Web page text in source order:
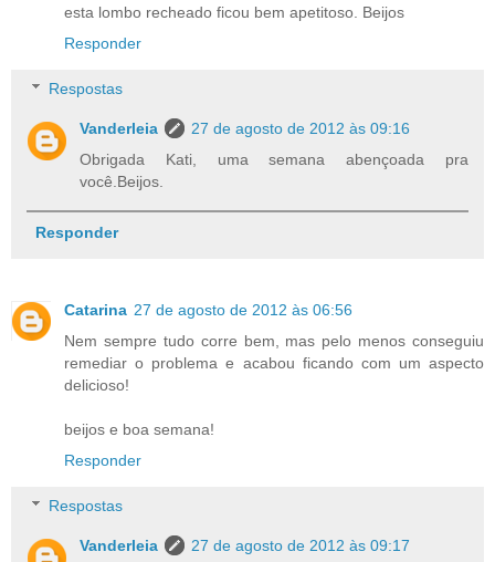
esta lombo recheado ficou bem apetitoso. Beijos
Responder
Respostas
Vanderleia
27 de agosto de 2012 às 09:16
Obrigada Kati, uma semana abençoada pra
você.Beijos.
Responder
Catarina 27 de agosto de 2012 às 06:56
Nem sempre tudo corre bem, mas pelo menos conseguiu
remediar o problema e acabou ficando com um aspecto
delicioso!
beijos e boa semana!
Responder
Respostas
Vanderleia
27 de agosto de 2012 às 09:17